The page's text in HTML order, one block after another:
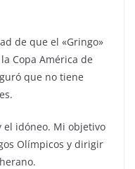
de que el «Gringo»
Copa América de
que no tiene
el idóneo. Mi objetivo
Olímpicos y dirigir